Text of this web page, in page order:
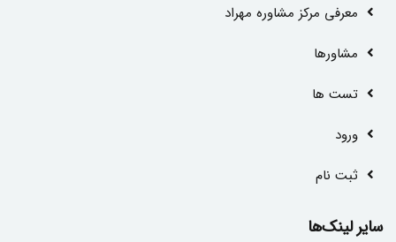
معرفی مرکز مشاوره مهراد
مشاور‌ها
تست ها
ورود
ثبت نام
سایر لینک‌ها